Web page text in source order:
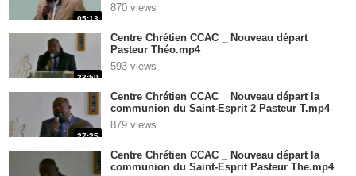
05:13
870 views
33:50
Centre Chrétien CCAC _ Nouveau départ
Pasteur Théo.mp4
593 views
27:25
Centre Chrétien CCAC _ Nouveau départ la
communion du Saint-Esprit 2 Pasteur T.mp4
879 views
Centre Chrétien CCAC _ Nouveau départ la
communion du Saint-Esprit Pasteur The.mp4